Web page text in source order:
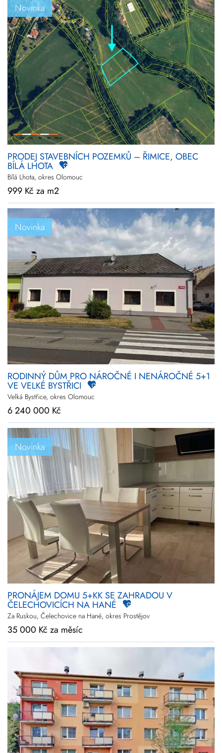
Novinka
PRODEJ STAVEBNÍCH POZEMKŮ – ŘIMICE, OBEC
BÍLÁ LHOTA
Bílá Lhota, okres Olomouc
999 Kč za m2
Novinka
RODINNÝ DŮM PRO NÁROČNÉ I NENÁROČNÉ 5+1
VE VELKÉ BYSTŘICI
Velká Bystřice, okres Olomouc
6 240 000 Kč
Novinka
PRONÁJEM DOMU 5+KK SE ZAHRADOU V
ČELECHOVICÍCH NA HANÉ
Za Ruskou, Čelechovice na Hané, okres Prostějov
35 000 Kč za měsíc
rozšířené hledání